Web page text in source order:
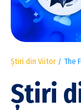
Știri din Viitor The
Știri